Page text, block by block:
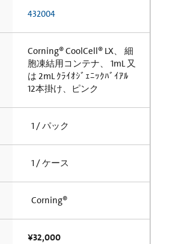
432004
Corning® CoolCell® LX、 細
胞凍結用コンテナ、 1mL 又
は 2mL ｸﾗｲｵｼﾞｪﾆｯｸﾊﾞｲｱﾙ
12本掛け、ピンク
1 / パック
1 / ケース
Corning®
¥32,000